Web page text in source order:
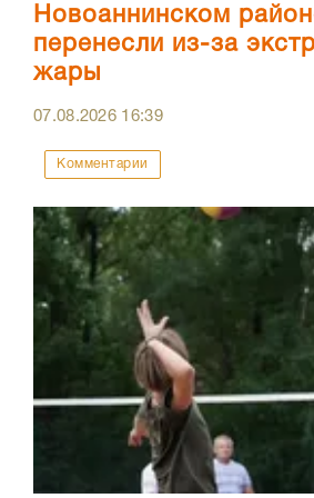
Новоаннинском
перенесли из-за
жары
07.08.2026 16:39
Комментарии